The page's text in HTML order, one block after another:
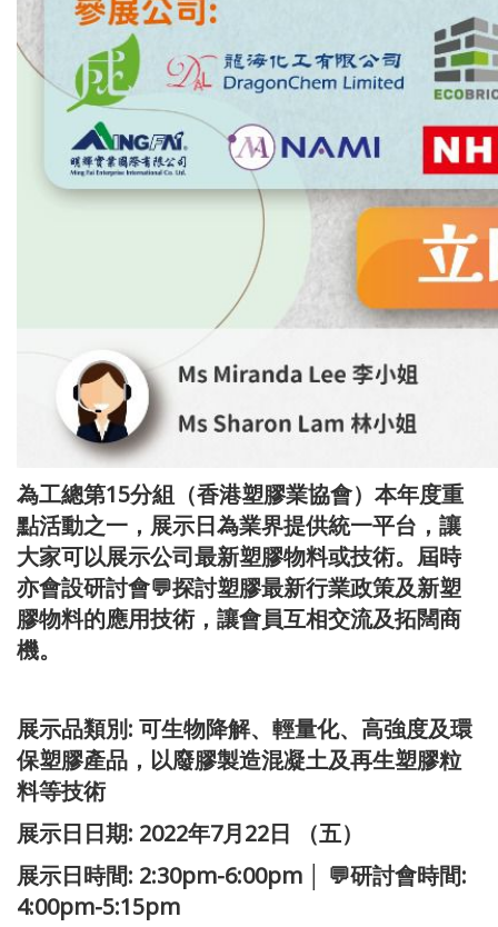
為工總第15分組（香港塑膠業協會）本年度重
點活動之一，展示日為業界提供統一平台，讓
大家可以展示公司最新塑膠物料或技術。屆時
亦會設研討會💬探討塑膠最新行業政策及新塑
膠物料的應用技術，讓會員互相交流及拓闊商
機。
展示品類別: 可生物降解、輕量化、高強度及環
保塑膠產品，以廢膠製造混凝土及再生塑膠粒
料等技術
展示日日期: 2022年7月22日 （五）
展示日時間: 2:30pm-6:00pm │ 💬研討會時間:
4:00pm-5:15pm